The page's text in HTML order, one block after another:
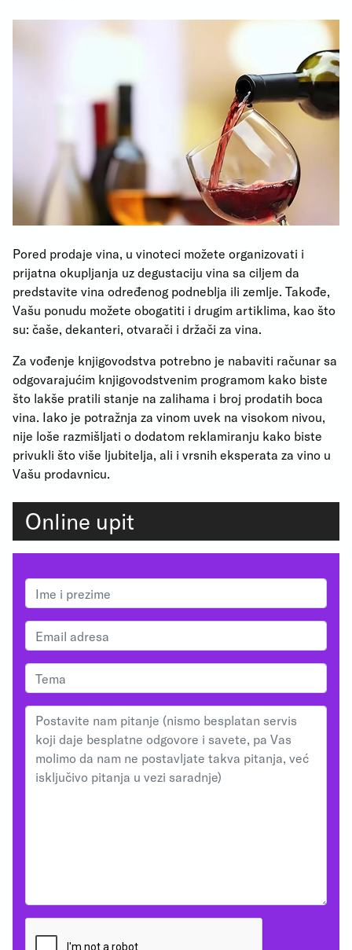
Pored prodaje vina, u vinoteci možete organizovati i
prijatna okupljanja uz degustaciju vina sa ciljem da
predstavite vina određenog podneblja ili zemlje. Takođe,
Vašu ponudu možete obogatiti i drugim artiklima, kao što
su: čaše, dekanteri, otvarači i držači za vina.
Za vođenje knjigovodstva potrebno je nabaviti računar sa
odgovarajućim knjigovodstvenim programom kako biste
što lakše pratili stanje na zalihama i broj prodatih boca
vina. Iako je potražnja za vinom uvek na visokom nivou,
nije loše razmišljati o dodatom reklamiranju kako biste
privukli što više ljubitelja, ali i vrsnih eksperata za vino u
Vašu prodavnicu.
Online upit